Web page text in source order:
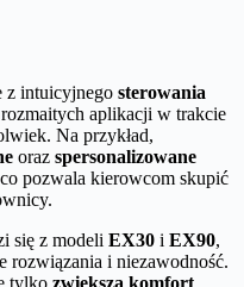
z intuicyjnego sterowania
aplikacji w trakcie
Na przykład,
oraz spersonalizowane
pozwala kierowcom skupić
się z modeli EX30 i EX90,
rozwiązania i niezawodność.
tylko zwiększa komfort